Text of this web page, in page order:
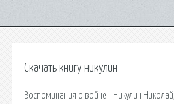
Скачать книгу никулин
Воспоминания о войне - Никулин